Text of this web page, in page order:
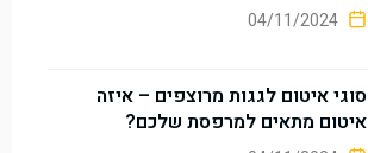
סוגי איטום לגגות מרוצפים – איזה
איטום מתאים למרפסת שלכם?